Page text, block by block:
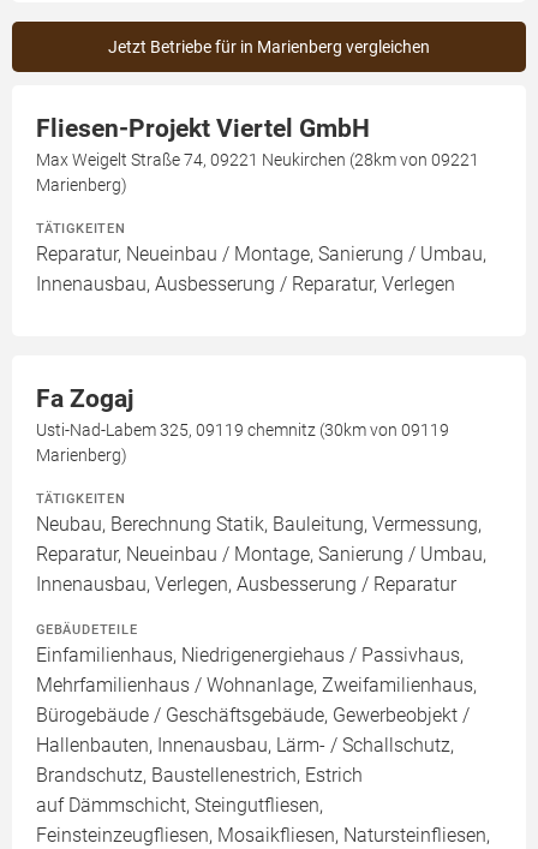
Jetzt Betriebe für in Marienberg vergleichen
Fliesen-Projekt Viertel GmbH
Max Weigelt Straße 74, 09221 Neukirchen (28km von 09221
Marienberg)
TÄTIGKEITEN
Reparatur, Neueinbau / Montage, Sanierung / Umbau,
Innenausbau, Ausbesserung / Reparatur, Verlegen
Fa Zogaj
Usti-Nad-Labem 325, 09119 chemnitz (30km von 09119
Marienberg)
TÄTIGKEITEN
Neubau, Berechnung Statik, Bauleitung, Vermessung,
Reparatur, Neueinbau / Montage, Sanierung / Umbau,
Innenausbau, Verlegen, Ausbesserung / Reparatur
GEBÄUDETEILE
Einfamilienhaus, Niedrigenergiehaus / Passivhaus,
Mehrfamilienhaus / Wohnanlage, Zweifamilienhaus,
Bürogebäude / Geschäftsgebäude, Gewerbeobjekt /
Hallenbauten, Innenausbau, Lärm- / Schallschutz,
Brandschutz, Baustellenestrich, Estrich
auf Dämmschicht, Steingutfliesen,
Feinsteinzeugfliesen, Mosaikfliesen, Natursteinfliesen,